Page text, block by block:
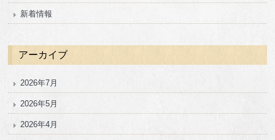
新着情報
アーカイブ
2026年7月
2026年5月
2026年4月